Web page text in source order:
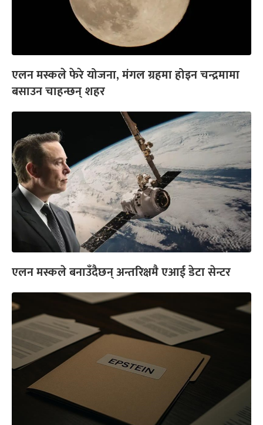
एलन मस्कले फेरे योजना, मंगल ग्रहमा होइन चन्द्रमामा
बसाउन चाहन्छन् शहर
एलन मस्कले बनाउँदैछन् अन्तरिक्षमै एआई डेटा सेन्टर